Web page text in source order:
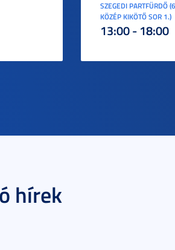
SZEGEDI PARTFÜRDŐ
KÖZÉP KIKÖTŐ SOR 1.)
13:00 - 18:00
hírek